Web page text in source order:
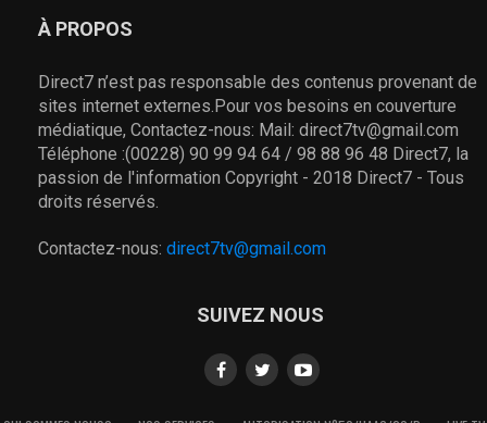
À PROPOS
Direct7 n’est pas responsable des contenus provenant de
sites internet externes.Pour vos besoins en couverture
médiatique, Contactez-nous: Mail: direct7tv@gmail.com
Téléphone :(00228) 90 99 94 64 / 98 88 96 48 Direct7, la
passion de l'information Copyright - 2018 Direct7 - Tous
droits réservés.
Contactez-nous: direct7tv@gmail.com
SUIVEZ NOUS